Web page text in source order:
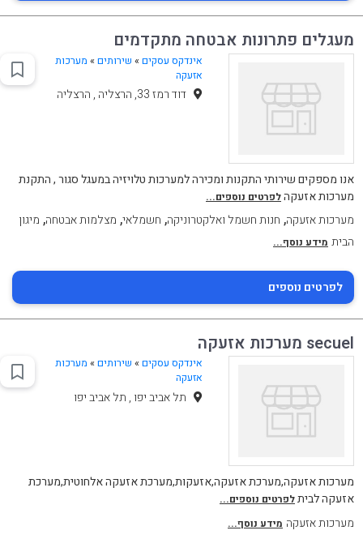
מעגלים פתרונות אבטחה מתקדמים
אינדקס עסקים » שירותים» מערכות
אזעקה
דוד רמז 33, הרצליה , הרצליה
אנו מספקים שירותי התקנות ומכירה למערכות טלויזיה במעגל סגור , התקנת
מערכות אזעקהלפרטים נוספים...
מערכות אזעקה, חנות חשמל ואלקטרוניקה, חשמלאי, מצלמות אבטחה, מיגון
הבית מידע נוסף...
לפרטים נוספים
secuel מערכות אזעקה
אינדקס עסקים » שירותים» מערכות
אזעקה
תל אביב יפו , תל אביב יפו
מערכות אזעקה,מערכת אזעקה,אזעקות,מערכת אזעקה אלחוטית,מערכת
אזעקה לביתלפרטים נוספים...
מערכות אזעקה מידע נוסף...